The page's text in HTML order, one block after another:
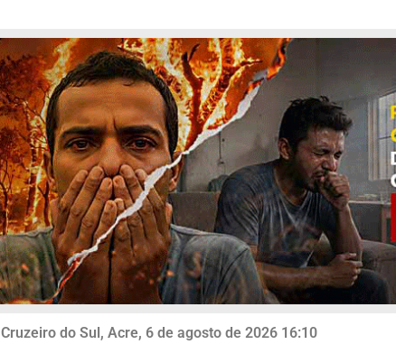
Cruzeiro do Sul, Acre, 6 de agosto de 2026 16:10